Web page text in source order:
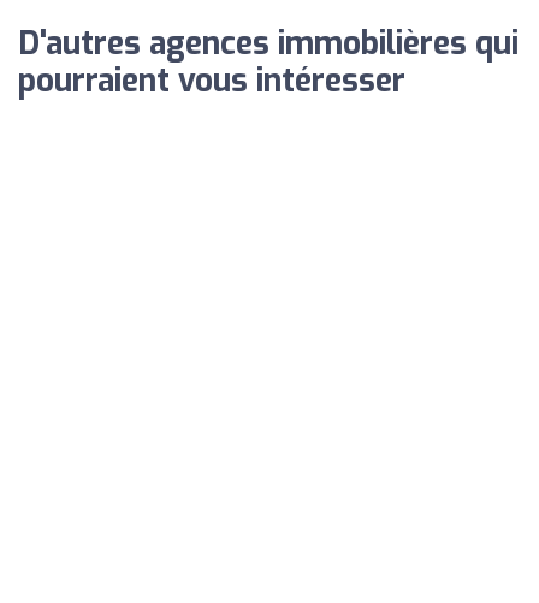
D'autres agences immobilières qui
pourraient vous intéresser